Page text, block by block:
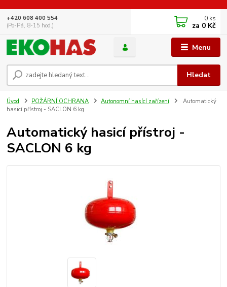
Menu
Hledat
+420 608 400 554
(Po-Pá, 8-15 hod.)
0 ks
za 0 Kč
Úvod POŽÁRNÍ OCHRANA Autonomní hasící zařízení
Automatický
hasicí přístroj - SACLON 6 kg
Automatický hasicí přístroj -
SACLON 6 kg